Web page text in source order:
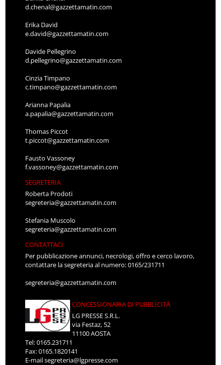
d.chenal@gazzettamatin.com
Erika David
e.david@gazzettamatin.com
Davide Pellegrino
d.pellegrino@gazzettamatin.com
Cinzia Timpano
c.timpano@gazzettamatin.com
Arianna Papalia
a.papalia@gazzettamatin.com
Thomas Piccot
t.piccot@gazzettamatin.com
Fausto Vassoney
f.vassoney@gazzettamatin.com
SEGRETERIA
Roberta Prodoti
segreteria@gazzettamatin.com
Stefania Muscolo
segreteria@gazzettamatin.com
CONTATTACI
Per pubblicazione annunci, necrologi, offro e cerco lavoro,
contattare la segreteria al numero: 0165/231711
segreteria@gazzettamatin.com
CONCESSIONARIA DI PUBBLICITÀ
LG PRESSE S.R.L.
via Festaz, 52
11100 AOSTA
Tel: 0165.231711
Fax: 0165.1820141
E-mailsegreteria@lgpresse.com